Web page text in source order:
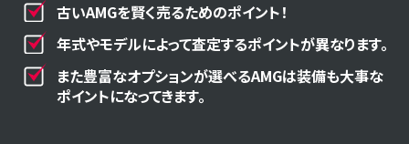
古いAMGを賢く売るためのポイント！
年式やモデルによって査定するポイントが異なります。
また豊富なオプションが選べるAMGは装備も大事な
ポイントになってきます。